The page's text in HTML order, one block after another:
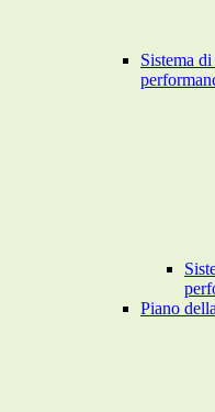
Sistema
Piano